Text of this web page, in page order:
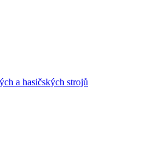
a hasičských strojů